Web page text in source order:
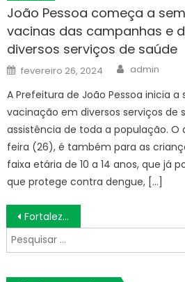
João Pessoa começa a
vacinas das campanhas e
diversos serviços de saúde
Posted
on
fevereiro 26, 2024 Author
admin
A Prefeitura de João Pessoa inicia
vacinação em diversos serviços de
assistência de toda a população.
feira (26), é também para as
faixa etária de 10 a 14 anos, que já
que protege contra dengue, […]
Navegação
de
Post
Fortaleza x Bahia ONDE ASSISTIR AO VIVO, ESCALAÇÕES E PALPITES, BRASILEIRÃO 2024 SÉRIE A, HOJE (21/09)
Pesquisar
por: